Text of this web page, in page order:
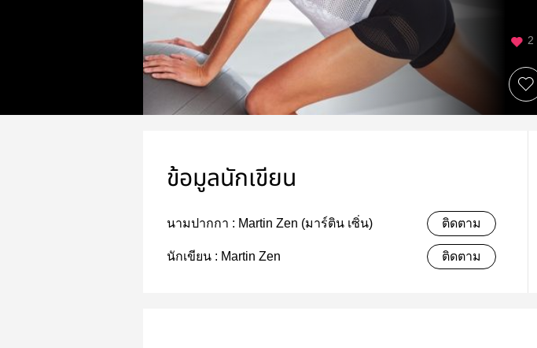
2
ข้อมูลนักเขียน
นามปากกา : Martin Zen (มาร์ติน เซิ่น) ติดตาม
นักเขียน : Martin Zen ติดตาม